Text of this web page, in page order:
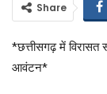
Share
*छत्तीसगढ़ में विरासत
आवंटन*